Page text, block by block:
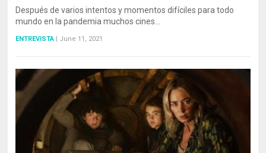
Después de varios intentos y momentos difíciles para todo
mundo en la pandemia muchos cines…
ENTREVISTA June 11, 2021